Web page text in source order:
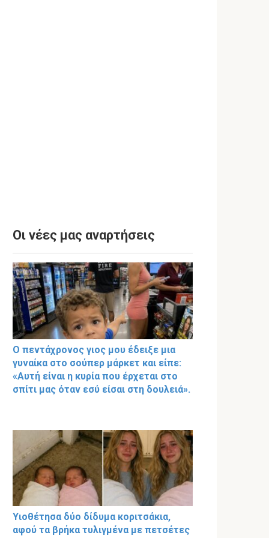
Οι νέες μας αναρτήσεις
Ο πεντάχρονος γιος μου έδειξε μια
γυναίκα στο σούπερ μάρκετ και είπε:
«Αυτή είναι η κυρία που έρχεται στο
σπίτι μας όταν εσύ είσαι στη δουλειά».
Υιοθέτησα δύο δίδυμα κοριτσάκια,
αφού τα βρήκα τυλιγμένα με πετσέτες